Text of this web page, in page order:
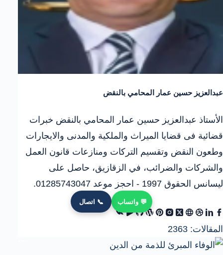
عبدالعزيز حسين عمار المحامي بالنقض
الأستاذ عبدالعزيز حسين عمار المحامي بالنقض خبرات
قضائية فى قضايا الميراث والملكية والمدنى والايجارات
وطعون النقض وتقسيم التركات ومنازعات قانون العمل
والشركات والضرائب، في الزقازيق، حاصل على
ليسانس الحقوق 1997 - احجز موعد 01285743047.
المقالات: 2363
💬 واتساب 📞 اتصال